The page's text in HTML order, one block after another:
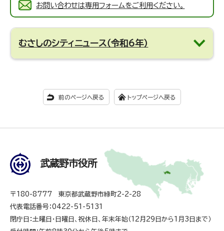
お問い合わせは専用フォームをご利用ください。
むさしのシティニュース（令和6年）
前のページへ戻る トップページへ戻る
武蔵野市役所
〒180-8777 東京都武蔵野市緑町2-2-28
代表電話番号：0422-51-5131
閉庁日：土曜日・日曜日、祝休日、年末年始（12月29日から1月3日まで）